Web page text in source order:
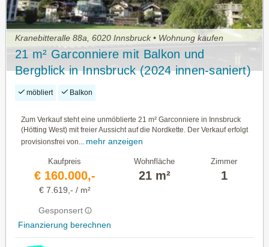
Kranebitteralle 88a, 6020 Innsbruck • Wohnung kaufen
21 m² Garconniere mit Balkon und
Bergblick in Innsbruck (2024 innen-saniert)
möbliert Balkon
Zum Verkauf steht eine unmöblierte 21 m² Garconniere in Innsbruck
(Hötting West) mit freier Aussicht auf die Nordkette. Der Verkauf erfolgt
provisionsfrei von...
mehr anzeigen
Kaufpreis
€ 160.000,-
€ 7.619,- / m²
Gesponsert
Finanzierung berechnen
Wohnfläche
21 m²
Zimmer
1